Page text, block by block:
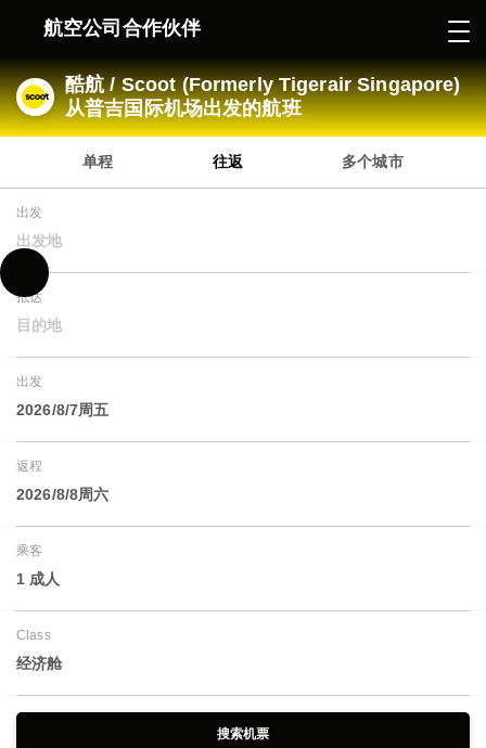
航空公司合作伙伴
酷航 / Scoot (Formerly Tigerair Singapore)
从普吉国际机场出发的航班
单程 往返 多个城市
出发
出发地
抵达
目的地
出发
2026/8/7周五
返程
2026/8/8周六
乘客
1 成人
Class
经济舱
搜索机票